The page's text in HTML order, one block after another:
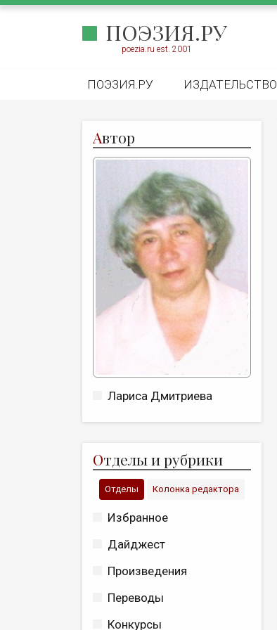
ПОЭЗИЯ.РУ
poezia.ru est. 2001
ПОЭЗИЯ.РУ ИЗДАТЕЛЬСТВО
Автор
Лариса Дмитриева
Отделы и рубрики
Отделы Колонка редактора
Избранное
Дайджест
Произведения
Переводы
Конкурсы